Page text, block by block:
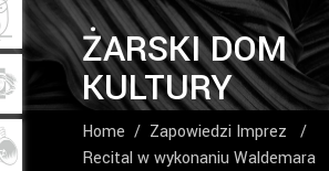
ŻARSKI DOM
KULTURY
Home / Zapowiedzi Imprez
/
Recital w wykonaniu Waldemara